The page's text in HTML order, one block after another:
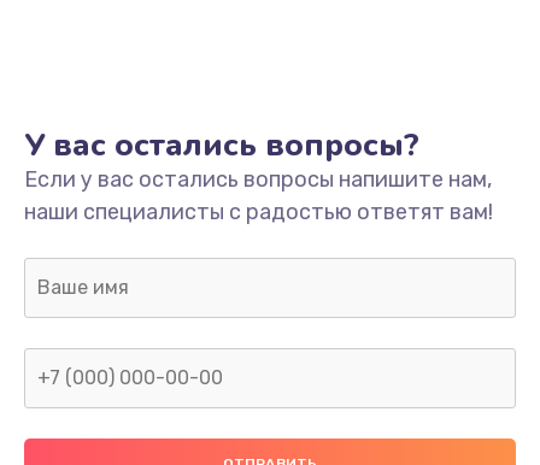
Замена процессора
1800 руб.
Замена системы охлаждения
1600 руб.
Замена термопасты
У вас остались вопросы?
Если у вас остались вопросы напишите нам,
наши специалисты с радостью ответят вам!